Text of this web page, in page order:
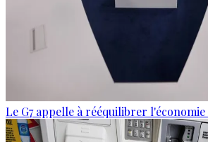
Le G7 appelle à rééquilibrer